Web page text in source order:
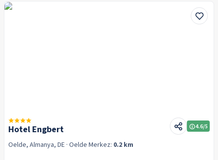
Hotel Engbert 4.6/5
Oelde, Almanya, DE · Oelde Merkez: 0.2 km